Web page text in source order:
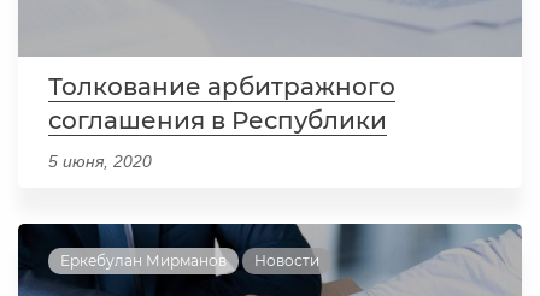
Толкование арбитражного
соглашения в Республики
Казахстан
5 июня, 2020
Еркебулан Мирманов Новости